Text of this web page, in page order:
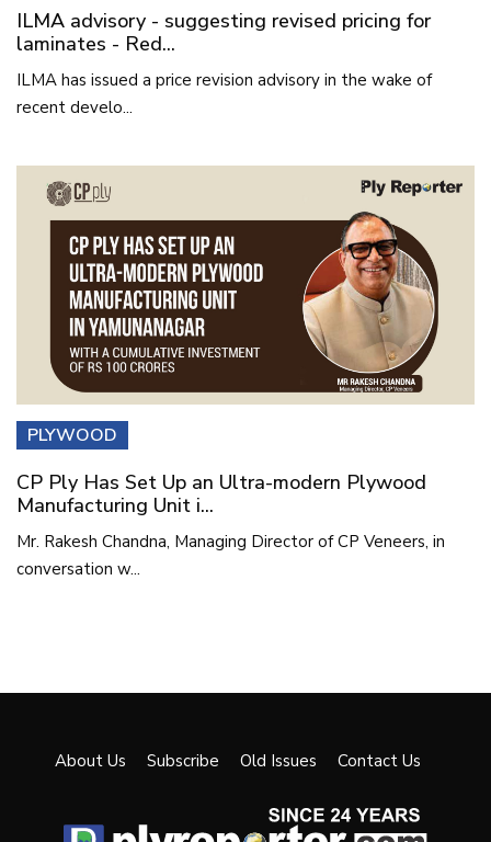
ILMA advisory - suggesting revised pricing for
laminates - Red...
ILMA has issued a price revision advisory in the wake of
recent develo...
PLYWOOD
CP Ply Has Set Up an Ultra-modern Plywood
Manufacturing Unit i...
Mr. Rakesh Chandna, Managing Director of CP Veneers, in
conversation w...
About Us Subscribe Old Issues Contact Us